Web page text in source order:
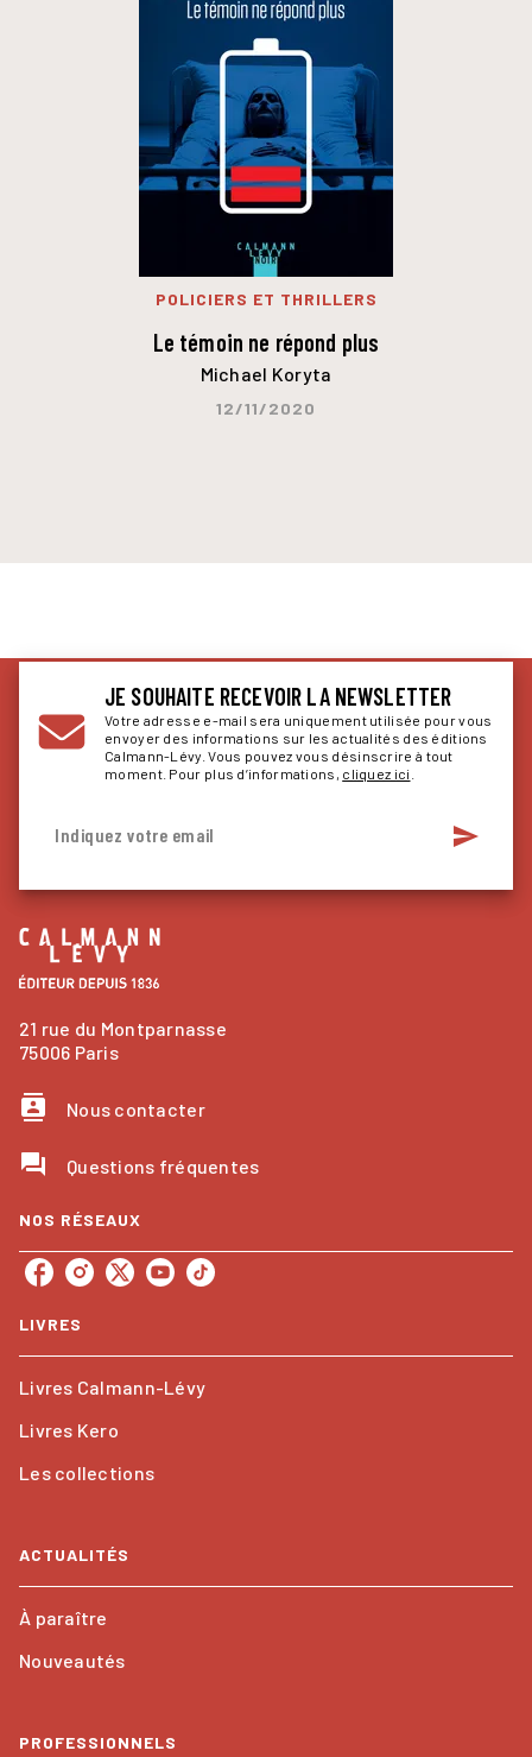
POLICIERS ET THRILLERS
Le témoin ne répond plus
Michael Koryta
12/11/2020
JE SOUHAITE RECEVOIR LA NEWSLETTER
Votre adresse e-mail sera uniquement utilisée pour vous
envoyer des informations sur les actualités des éditions
Calmann-Lévy. Vous pouvez vous désinscrire à tout
moment. Pour plus d’informations, cliquez ici
Indiquez votre email send
21 rue du Montparnasse
75006 Paris
contacts Nous contacter
question_answer Questions fréquentes
NOS RÉSEAUX
LIVRES
Livres Calmann-Lévy
Livres Kero
Les collections
ACTUALITÉS
À paraître
Nouveautés
PROFESSIONNELS